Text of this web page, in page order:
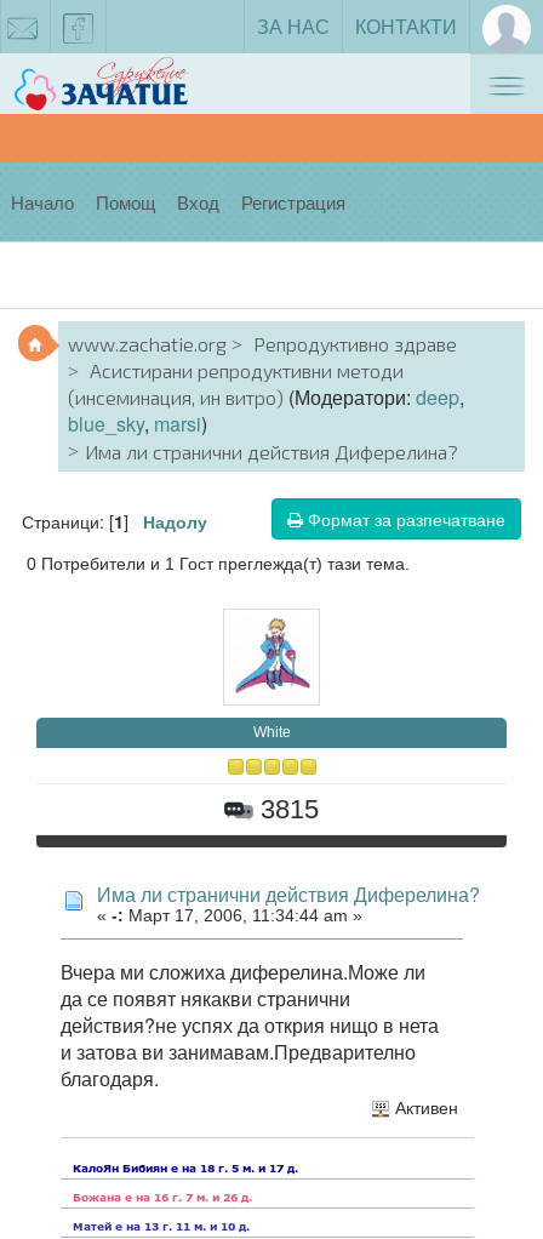
facebook
ЗА НАС КОНТАКТИ
Начало Помощ Вход Регистрация
www.zachatie.org
Репродуктивно здраве
Асистирани репродуктивни методи
(инсеминация, ин витро) (Модератори: deep,
blue_sky, marsi)
Има ли странични действия Диферелина?
Формат за разпечатване
Страници: [1] Надолу
0 Потребители и 1 Гост преглежда(т) тази тема.
White
3815
Има ли странични действия Диферелина?
« -: Март 17, 2006, 11:34:44 am »
Вчера ми сложиха диферелина.Може ли
да се появят някакви странични
действия?не успях да открия нищо в нета
и затова ви занимавам.Предварително
благодаря.
Активен